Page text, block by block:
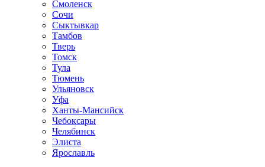
Смоленск
Сочи
Сыктывкар
Тамбов
Тверь
Томск
Тула
Тюмень
Ульяновск
Уфа
Ханты-Мансийск
Чебоксары
Челябинск
Элиста
Ярославль